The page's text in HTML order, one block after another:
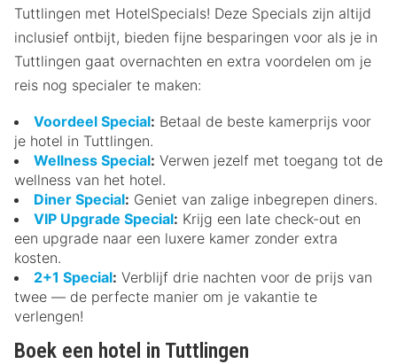
Tuttlingen met HotelSpecials! Deze Specials zijn altijd
inclusief ontbijt, bieden fijne besparingen voor als je in
Tuttlingen gaat overnachten en extra voordelen om je
reis nog specialer te maken:
Voordeel Special: Betaal de beste kamerprijs voor
je hotel in Tuttlingen.
Wellness Special: Verwen jezelf met toegang tot de
wellness van het hotel.
Diner Special: Geniet van zalige inbegrepen diners.
VIP Upgrade Special: Krijg een late check-out en
een upgrade naar een luxere kamer zonder extra
kosten.
2+1 Special: Verblijf drie nachten voor de prijs van
twee — de perfecte manier om je vakantie te
verlengen!
Boek een hotel in Tuttlingen